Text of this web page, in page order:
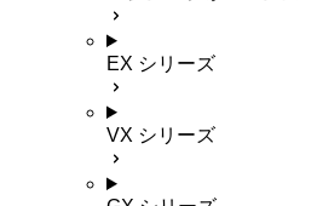
EX シリーズ
VX シリーズ